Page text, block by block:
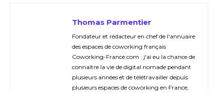
Thomas Parmentier
Fondateur et rédacteur en chef de l'annuaire
des espaces de coworking français
Coworking-France.com : j'ai eu la chance de
connaître la vie de digital nomade pendant
plusieurs années et de télétravailler depuis
plusieurs espaces de coworking en France,